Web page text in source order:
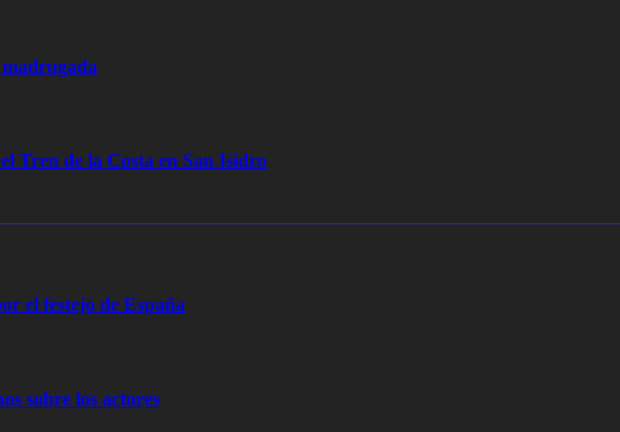
Tren de la Costa en San Isidro
el festejo de España
sobre los actores